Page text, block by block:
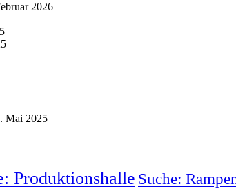
2026
Mai 2025
Produktionshalle Suche: